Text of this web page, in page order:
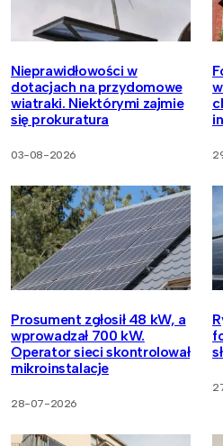
Nieprawidłowości w
dotacjach na przydomowe
wiatraki. Niektórymi zajmie
się prokuratura
03-08-2026
Prosument zgłosił 48 kW, a
wprowadzał 700 kW.
Operator sieci skontrolował
mikroinstalacje
28-07-2026